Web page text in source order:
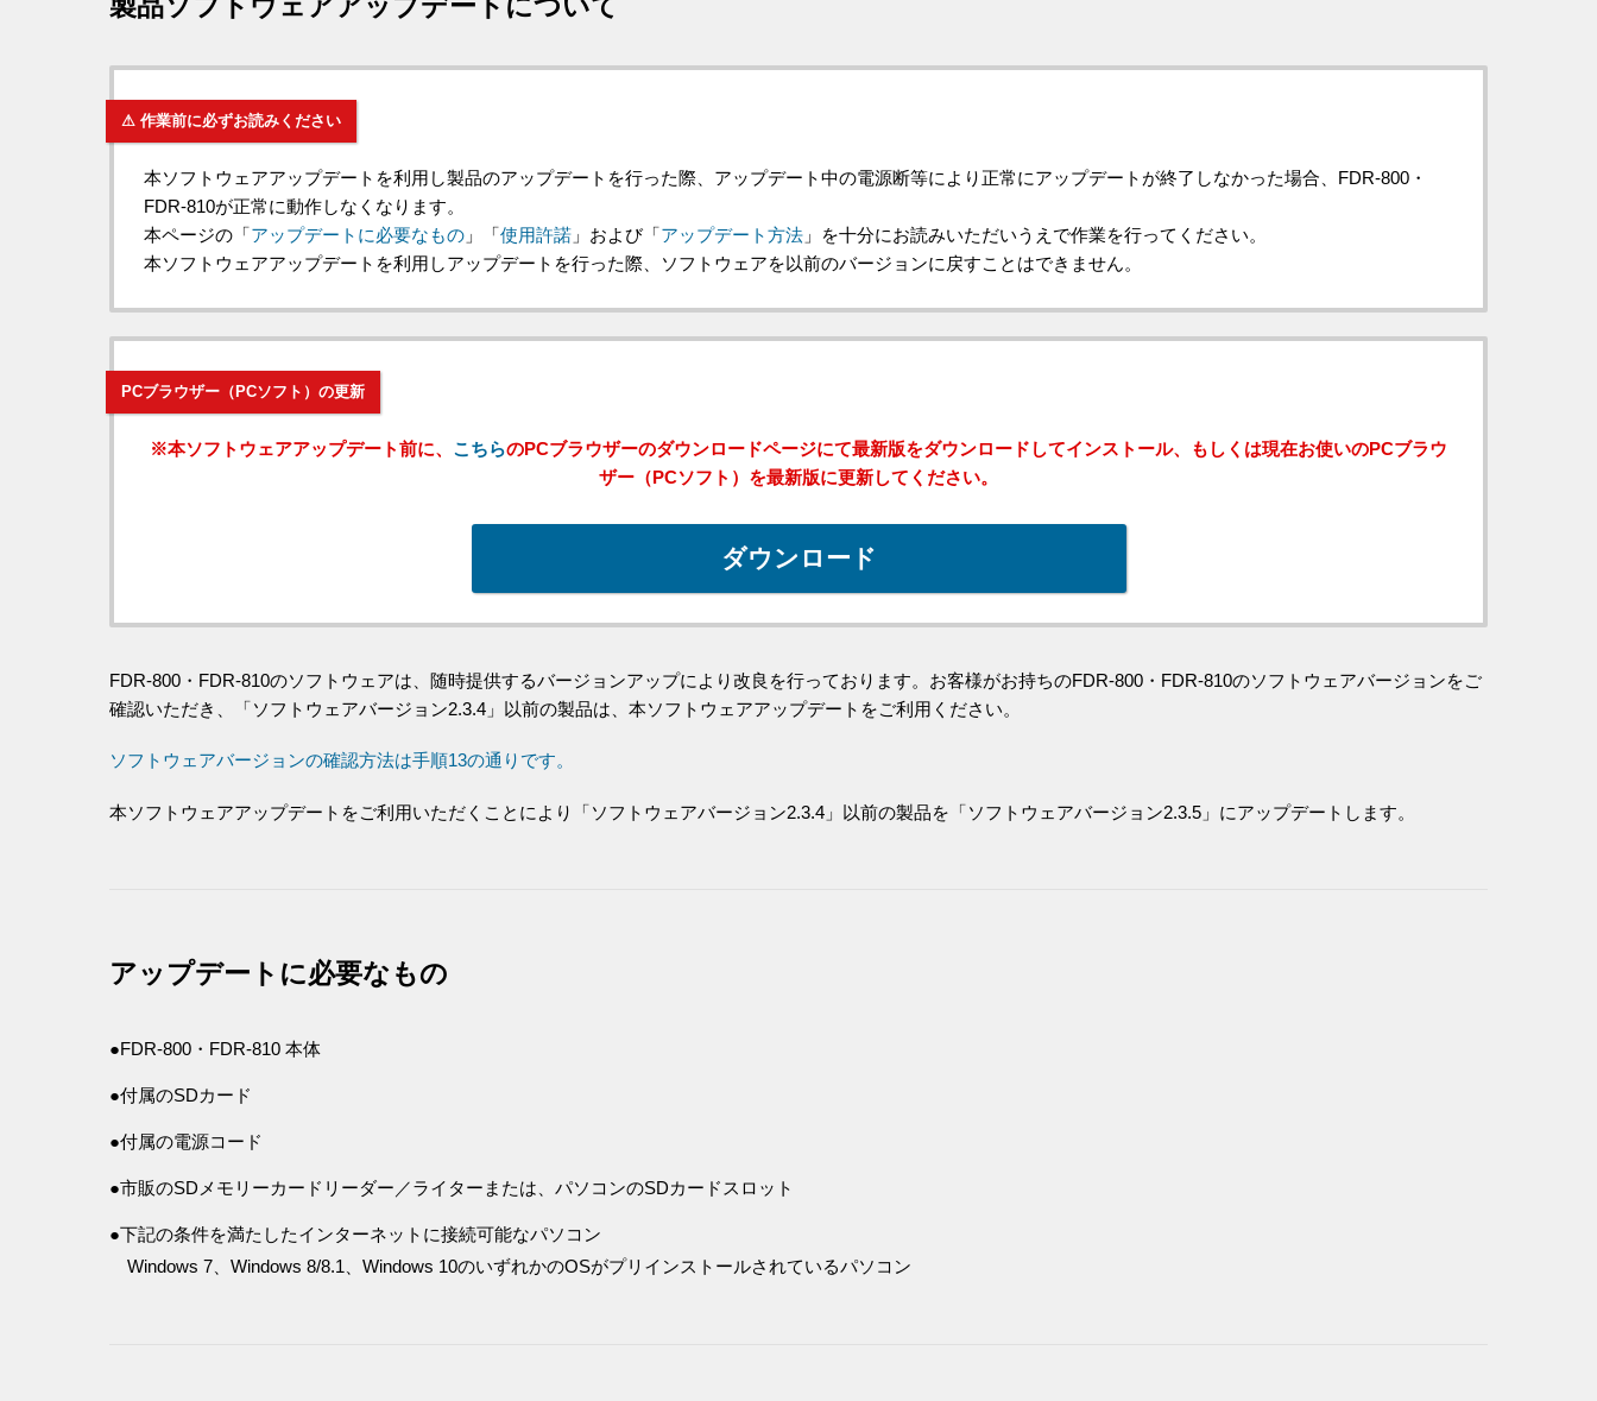
製品ソフトウェアアップデートについて
⚠ 作業前に必ずお読みください
本ソフトウェアアップデートを利用し製品のアップデートを行った際、アップデート中の電源断等により正常にアップデートが終了しなかった場合、FDR-800・
FDR-810が正常に動作しなくなります。
本ページの「アップデートに必要なもの 」「使用許諾 」および「アップデート方法 」を十分にお読みいただいうえで作業を行ってください。
本ソフトウェアアップデートを利用しアップデートを行った際、ソフトウェアを以前のバージョンに戻すことはできません。
PCブラウザー（PCソフト）の更新
※本ソフトウェアアップデート前に、 こちらのPCブラウザーのダウンロードページにて最新版をダウンロードしてインストール、もしくは現在お使いのPCブラウ
ザー（PCソフト）を最新版に更新してください。
ダウンロード
FDR-800・FDR-810のソフトウェアは、随時提供するバージョンアップにより改良を行っております。お客様がお持ちのFDR-800・FDR-810のソフトウェアバージョンをご
確認いただき、「ソフトウェアバージョン2.3.4」以前の製品は、本ソフトウェアアップデートをご利用ください。
ソフトウェアバージョンの確認方法は手順13の通りです。
本ソフトウェアアップデートをご利用いただくことにより「ソフトウェアバージョン2.3.4」以前の製品を「ソフトウェアバージョン2.3.5」にアップデートします。
アップデートに必要なもの
●FDR-800・FDR-810 本体
●付属のSDカード
●付属の電源コード
●市販のSDメモリーカードリーダー／ライターまたは、パソコンのSDカードスロット
●下記の条件を満たしたインターネットに接続可能なパソコン
Windows 7、Windows 8/8.1、Windows 10のいずれかのOSがプリインストールされているパソコン